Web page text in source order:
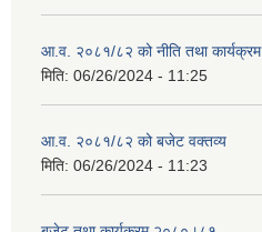
आ.व. २०८१/८२ को नीति तथा कार्यक्रम
मिति: 06/26/2024 - 11:25
आ.व. २०८१/८२ को बजेट वक्तव्य
मिति: 06/26/2024 - 11:23